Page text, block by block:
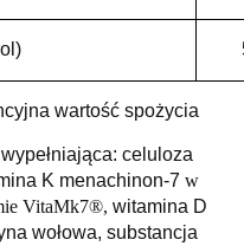
wartość spożycia
celuloza
K menachinon-7 w
VitaMk7®, witamina D
wołowa, substancja